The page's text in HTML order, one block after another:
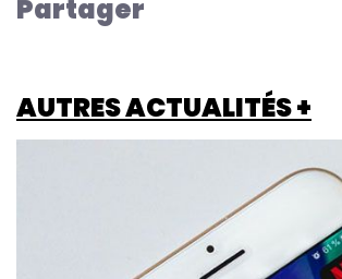
Partager
AUTRES ACTUALITÉS +